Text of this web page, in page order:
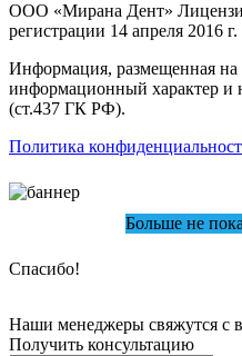
ООО «Мирана Дент»
регистрации 14 апреля 2016
Информация, размещенная на
информационный характер и
(ст.437 ГК РФ).
Политика
Больше не
Спасибо!
Наши менеджеры свяжутся с
Получить консультацию